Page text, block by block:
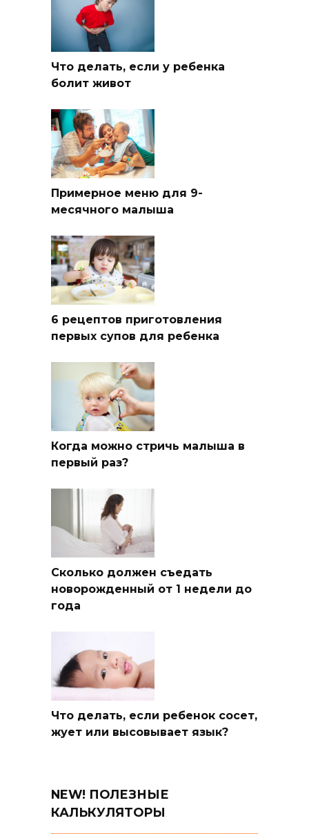
Что делать, если у ребенка
болит живот
Примерное меню для 9-
месячного малыша
6 рецептов приготовления
первых супов для ребенка
Когда можно стричь малыша в
первый раз?
Сколько должен съедать
новорожденный от 1 недели до
года
Что делать, если ребенок сосет,
жует или высовывает язык?
NEW! ПОЛЕЗНЫЕ
КАЛЬКУЛЯТОРЫ